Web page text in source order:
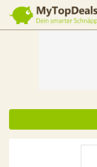
Dein smarter